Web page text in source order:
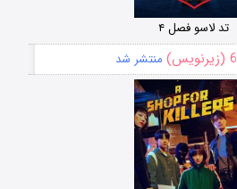
تد لاسو فصل ۴
6 (زیرنویس) منتشر شد